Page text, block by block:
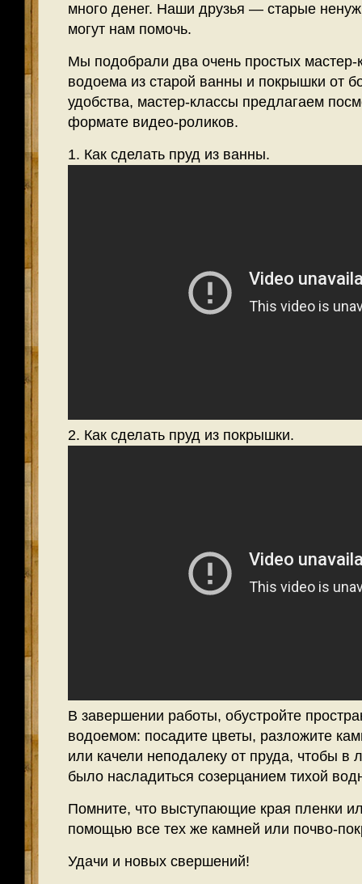
много денег. Наши друзья — старые
могут нам помочь.
Мы подобрали два очень простых мастер-
водоема из старой ванны и покрышки от
удобства, мастер-классы предлагаем
формате видео-роликов.
1. Как сделать пруд из ванны.
2. Как сделать пруд из покрышки.
В завершении работы, обустройте
водоемом: посадите цветы, разложите
или качели неподалеку от пруда, чтобы
было насладиться созерцанием тихой
Помните, что выступающие края пленки
помощью все тех же камней или почво-
Удачи и новых свершений!